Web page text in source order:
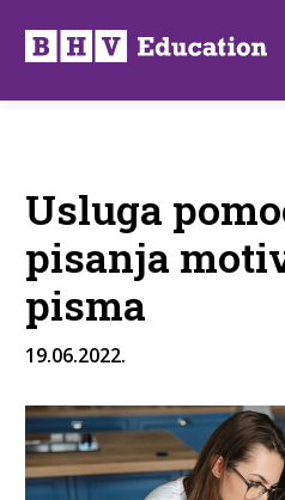
sadržaj
Usluga
pisanja
pisma
19.06.2022.